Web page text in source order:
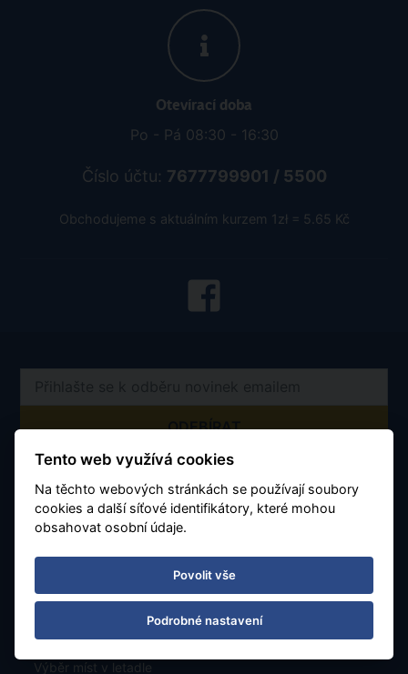
Kontaktujte nás
tel.: 595 540 934
e-mail: info@rainbowtours.cz
Pobočka Ostrava
702 00 Ostrava, Moravská Ostrava
Otevírací doba
Po - Pá 08:30 - 16:30
Číslo účtu:7677799901 / 5500
Tento web využívá cookies
Na těchto webových stránkách se používají soubory
cookies a další síťové identifikátory, které mohou
obsahovat osobní údaje.
Povolit vše
Podrobné nastavení